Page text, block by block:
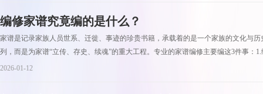
编修家谱究竟编的是什么？
家谱是记录家族人员世系、迁徙、事迹的珍贵书籍，承载着的是一个家族的文化与
列，而是为家谱“立传、存史、续魂”的重大工程。专业的家谱编修主要编这3件事：1.
2026-01-12